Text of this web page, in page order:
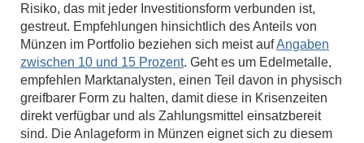
Risiko, das mit jeder Investitionsform verbunden ist,
gestreut. Empfehlungen hinsichtlich des Anteils von
Münzen im Portfolio beziehen sich meist aufAngaben
zwischen 10 und 15 Prozent. Geht es um Edelmetalle,
empfehlen Marktanalysten, einen Teil davon in physisch
greifbarer Form zu halten, damit diese in Krisenzeiten
direkt verfügbar und als Zahlungsmittel einsatzbereit
sind. Die Anlageform in Münzen eignet sich zu diesem